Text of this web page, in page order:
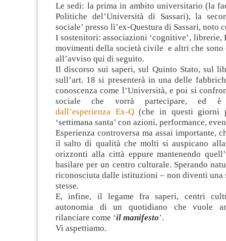
Le sedi: la prima in ambito universitario (la
Politiche del’Università di Sassari), la
sociale’ presso lì’ex-Questura di Sassari, noto
I sostenitori: associazioni ‘cognitive’, librerie,
movimenti della società civile e altri che sono
all’avviso qui di seguito.
Il discorso sui saperi, sul Quinto Stato, sul
sull’art. 18 si presenterà in una delle
conoscenza come l’Università, e poi si
sociale che vorrà partecipare, ed è
dall’esperienza Ex-Q(che in questi giorni
‘settimana santa’ con azioni, performance,
Esperienza controversa ma assai importante,
il salto di qualità che molti si auspicano
orizzonti alla città eppure mantenendo
basilare per un centro culturale. Sperando
riconosciuta dalle istituzioni – non diventi una
stesse.
E, infine, il legame fra saperi, centri
autonomia di un quotidiano che vuole
rilanciare come ‘il manifesto’.
Vi aspettiamo.